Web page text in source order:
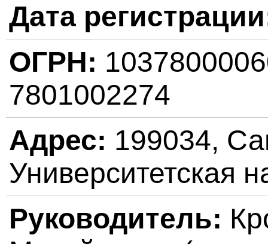
Дата
ОГРН:
7801002274
Адрес: 199034,
Университетская
Руководитель: